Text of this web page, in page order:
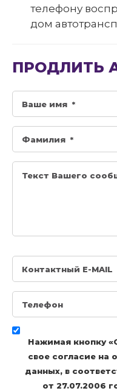
телефону
дом
ПРОДЛИТЬ
Нажимая кнопку
свое согласие на
данных, в
от 27.07.2006